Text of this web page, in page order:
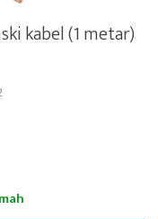
kabel (1 metar)